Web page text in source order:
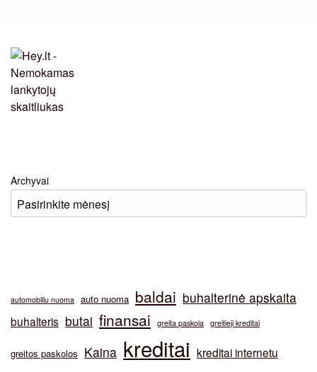
Archyvai
automobiliu nuoma auto nuoma baldai buhalterinė apskaita
buhalteris butai finansai greita paskola greitieji kreditai
greitos paskolos Kaina kreditai kreditai internetu